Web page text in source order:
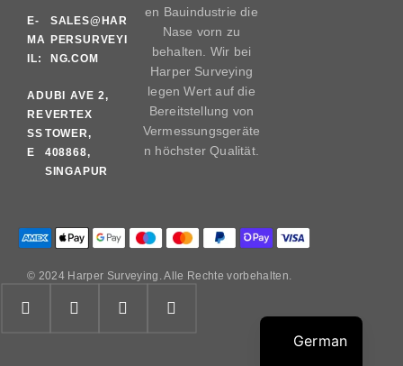
E-
MA
IL:
SALES@HAR
PERSURVEYI
NG.COM
AD
RE
SS
E
UBI AVE 2,
VERTEX
TOWER,
408868,
SINGAPUR
en Bauindustrie die
Nase vorn zu
behalten. Wir bei
Harper Surveying
legen Wert auf die
Bereitstellung von
Vermessungsgeräte
n höchster Qualität.
© 2024 Harper Surveying. Alle Rechte vorbehalten.
German